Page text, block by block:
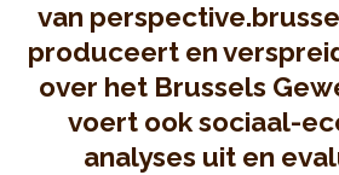
van
produceert en
over het Brussels
voert ook sociaal-
analyses uit en